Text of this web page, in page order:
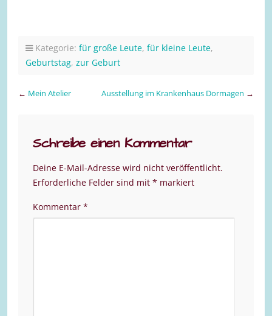
Kategorie: für große Leute, für kleine Leute,
Geburtstag, zur Geburt
← Mein Atelier Ausstellung im Krankenhaus Dormagen →
Schreibe einen Kommentar
Deine E-Mail-Adresse wird nicht veröffentlicht.
Erforderliche Felder sind mit * markiert
Kommentar *